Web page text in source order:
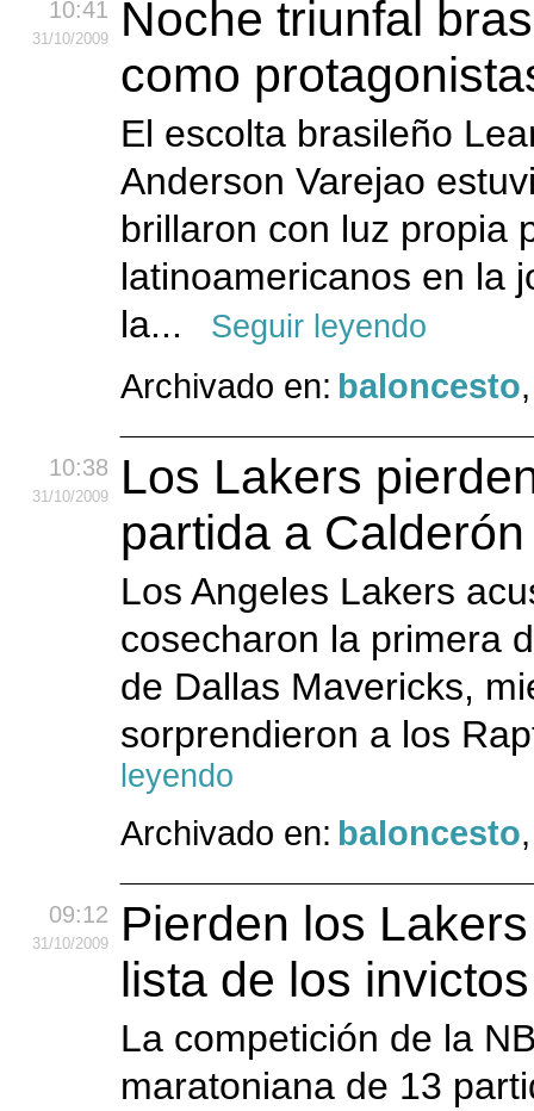
10:41
31/10/2009
Noche triunfal
como
El escolta brasileño
Anderson Varejao
brillaron con luz propia
latinoamericanos en la
la...
Seguir leyendo
Archivado en: baloncesto
10:38
31/10/2009
Los Lakers
partida a Calderón
Los Angeles Lakers
cosecharon la primera
de Dallas Mavericks,
sorprendieron a los
leyendo
Archivado en: baloncesto
09:12
31/10/2009
Pierden los
lista de los invictos
La competición de la
maratoniana de 13